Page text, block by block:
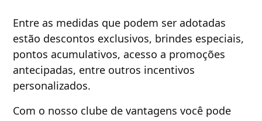
Entre as medidas que podem ser adotadas
estão descontos exclusivos, brindes especiais,
pontos acumulativos, acesso a promoções
antecipadas, entre outros incentivos
personalizados.
Com o nosso clube de vantagens você pode